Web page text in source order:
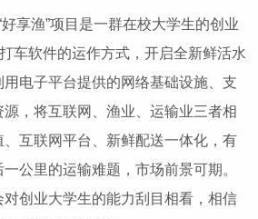
渔”项目是一群在校大学生的创业
车软件的运作方式，开启全新鲜活水
电子平台提供的网络基础设施、支
，将互联网、渔业、运输业三者相
互联网平台、新鲜配送一体化，有
公里的运输难题，市场前景可期。
创业大学生的能力刮目相看，相信